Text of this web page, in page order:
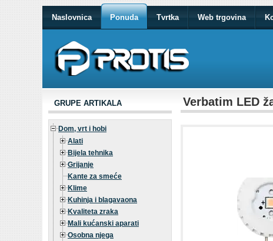
Naslovnica Ponuda Tvrtka Web trgovina
GRUPE ARTIKALA
Dom, vrt i hobi
Alati
Bijela tehnika
Grijanje
Kante za smeće
Klime
Kuhinja i blagavaona
Kvaliteta zraka
Mali kućanski aparati
Osobna njega
Verbatim LED